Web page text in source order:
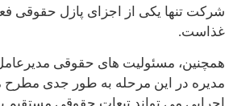
شرکت تنها یکی از اجزای پازل حقوقی
غذاست.
همچنین، مسئولیت های حقوقی
مدیره در این مرحله به طور جدی